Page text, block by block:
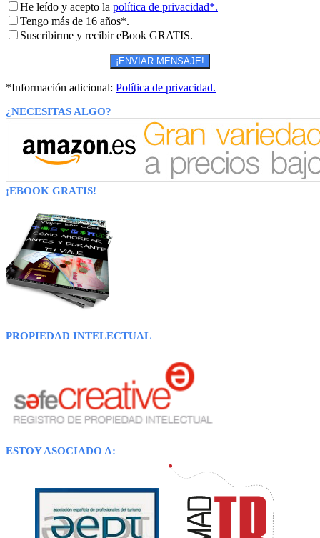
He leído y acepto la política de privacidad*.
Tengo más de 16 años*.
Suscribirme y recibir eBook GRATIS.
*Información adicional: Política de privacidad.
¿NECESITAS ALGO?
¡EBOOK GRATIS!
PROPIEDAD INTELECTUAL
ESTOY ASOCIADO A: